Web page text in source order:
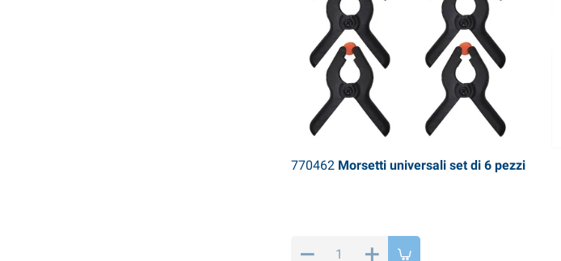
770462Morsetti universali set di 6 pezzi